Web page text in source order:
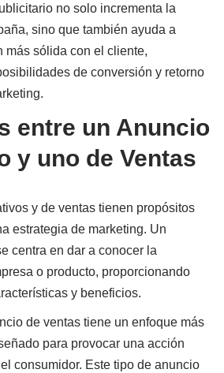
no solo incrementa la
sino que también ayuda a
más sólida con el cliente,
de conversión y retorno
entre un Anuncio
y uno de Ventas
y de ventas tienen propósitos
estrategia de marketing. Un
centra en dar a conocer la
o producto, proporcionando
y beneficios.
de ventas tiene un enfoque más
para provocar una acción
consumidor. Este tipo de anuncio